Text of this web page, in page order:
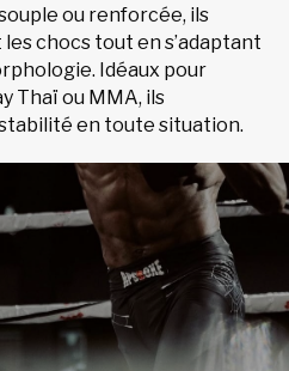
ou renforcée, ils
chocs tout en s’adaptant
Idéaux pour
Thaï ou MMA, ils
en toute situation.